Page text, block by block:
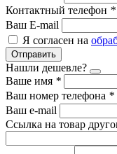
Контактный телефон *
Ваш E-mail
Я согласен на
Отправить
Нашли дешевле?
Ваше имя *
Ваш номер телефона *
Ваш e-mail
Ссылка на товар